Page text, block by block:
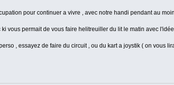
pour continuer a vivre , avec notre handi pendant au
vous permait de vous faire helitreuiller du lit le matin avec
, essayez de faire du circuit , ou du kart a joystik ( on vous